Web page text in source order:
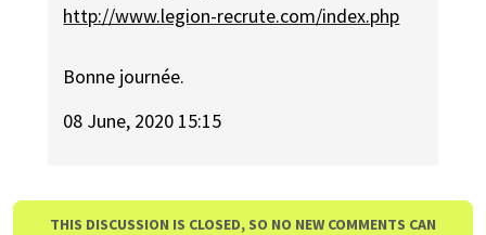
http://www.legion-recrute.com/index.php
Bonne journée.
08 June, 2020 15:15
THIS DISCUSSION IS CLOSED, SO NO NEW COMMENTS CAN